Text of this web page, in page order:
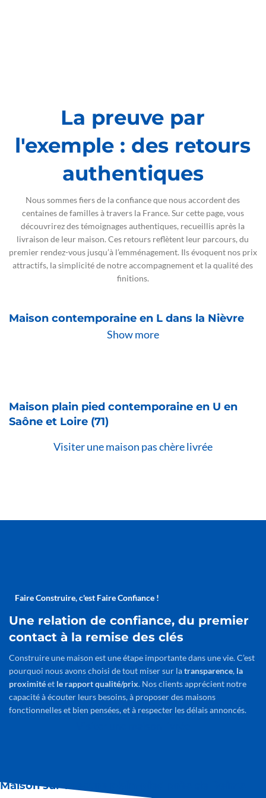
La preuve par
l'exemple : des retours
authentiques
Nous sommes fiers de la confiance que nous accordent des
centaines de familles à travers la France. Sur cette page, vous
découvrirez des témoignages authentiques, recueillis après la
livraison de leur maison. Ces retours reflètent leur parcours, du
premier rendez-vous jusqu’à l’emménagement. Ils évoquent nos prix
attractifs, la simplicité de notre accompagnement et la qualité des
finitions.
Maison contemporaine en L dans la Nièvre
Show more
Maison plain pied contemporaine en U en
Saône et Loire (71)
Visiter une maison pas chère livrée
Faire Construire, c'est Faire Confiance !
Une relation de confiance, du premier
contact à la remise des clés
Construire une maison est une étape importante dans une vie. C’est
pourquoi nous avons choisi de tout miser sur latransparence, la
proximitéet le rapport qualité/prix. Nos clients apprécient notre
capacité à écouter leurs besoins, à proposer des maisons
fonctionnelles et bien pensées, et à respecter les délais annoncés.
Maison sur-mesure plain-pied près de Reims